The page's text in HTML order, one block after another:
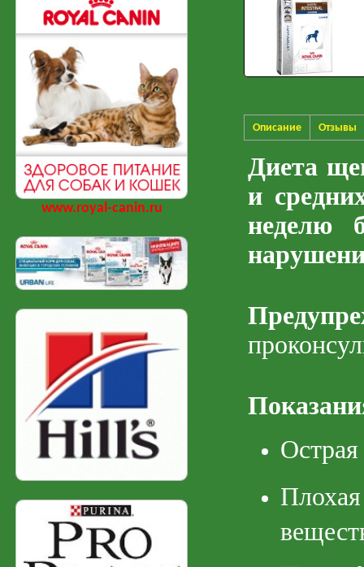
www.royal-canin.ru
Описание Отзывы
Диета
и
неделю